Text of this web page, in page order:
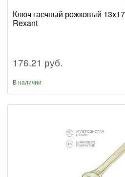
Ключ гаечный рожковый
Rexant
176.21 руб.
В наличии